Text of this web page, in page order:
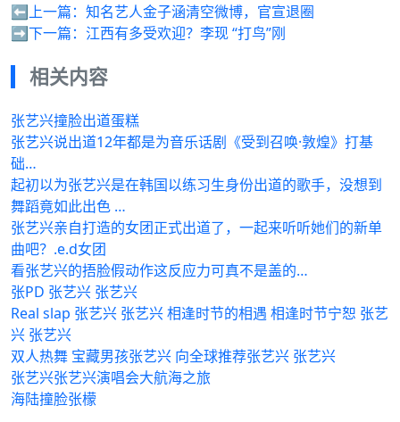
⬅️上一篇： 知名艺人金子涵清空微博，官宣退圈
➡️下一篇： 江西有多受欢迎？李现 “打鸟”刚
相关内容
张艺兴撞脸出道蛋糕
张艺兴说出道12年都是为音乐话剧《受到召唤·敦煌》打基
础…
起初以为张艺兴是在韩国以练习生身份出道的歌手，没想到
舞蹈竟如此出色 …
张艺兴亲自打造的女团正式出道了，一起来听听她们的新单
曲吧？.e.d女团
看张艺兴的捂脸假动作这反应力可真不是盖的…
张PD 张艺兴 张艺兴
Real slap 张艺兴 张艺兴 相逢时节的相遇 相逢时节宁恕 张艺
兴 张艺兴
双人热舞 宝藏男孩张艺兴 向全球推荐张艺兴 张艺兴
张艺兴张艺兴演唱会大航海之旅
海陆撞脸张檬